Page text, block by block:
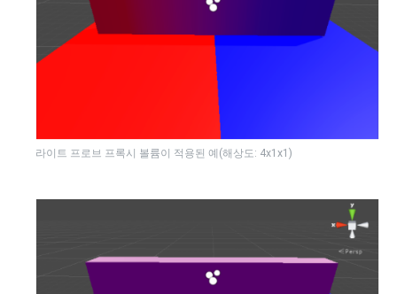
라이트 프로브 프록시 볼륨이 적용된 예(해상도: 4x1x1)